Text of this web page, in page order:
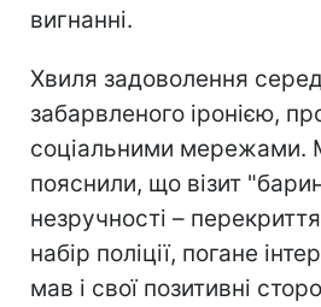
вигнанні.
Хвиля задоволення
забарвленого іронією,
соціальними мережами.
пояснили, що візит
незручності –
набір поліції, погане
мав і свої позитивні